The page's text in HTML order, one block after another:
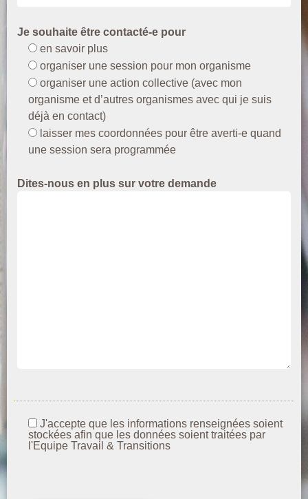
Je souhaite être contacté-e pour
en savoir plus
organiser une session pour mon organisme
organiser une action collective (avec mon
organisme et d’autres organismes avec qui je suis
déjà en contact)
laisser mes coordonnées pour être averti-e quand
une session sera programmée
Dites-nous en plus sur votre demande
J'accepte que les informations renseignées soient
stockées afin que les données soient traitées par
l'Equipe Travail & Transitions